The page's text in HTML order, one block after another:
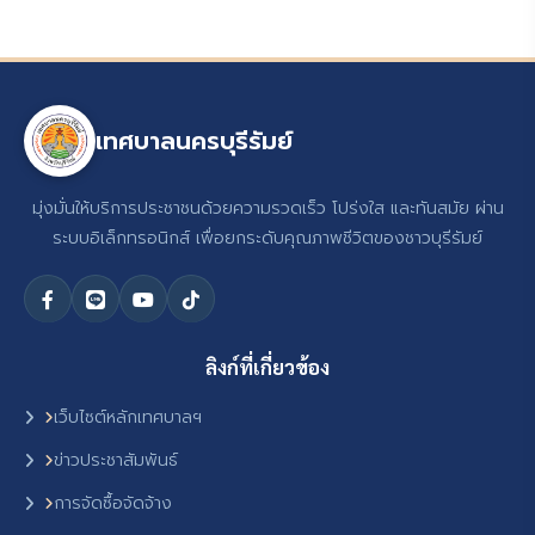
เทศบาลนครบุรีรัมย์
มุ่งมั่นให้บริการประชาชนด้วยความรวดเร็ว โปร่งใส และทันสมัย ผ่าน
ระบบอิเล็กทรอนิกส์ เพื่อยกระดับคุณภาพชีวิตของชาวบุรีรัมย์
ลิงก์ที่เกี่ยวข้อง
เว็บไซต์หลักเทศบาลฯ
ข่าวประชาสัมพันธ์
การจัดซื้อจัดจ้าง